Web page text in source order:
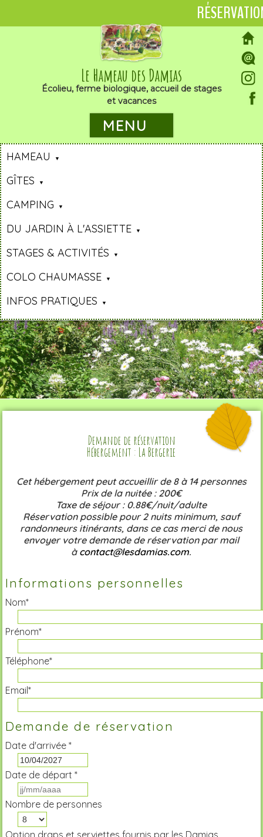
Le Hameau des Damias
Écolieu, ferme biologique, accueil de stages
et vacances
MENU
HAMEAU
GÎTES
CAMPING
DU JARDIN À L'ASSIETTE
STAGES & ACTIVITÉS
COLO CHAUMASSE
INFOS PRATIQUES
Demande de réservation
Hébergement : La Bergerie
Cet hébergement peut accueillir de 8 à 14 personnes
Prix de la nuitée : 200€
Taxe de séjour : 0.88€/nuit/adulte
Réservation possible pour 2 nuits minimum, sauf
randonneurs itinérants, dans ce cas merci de nous
envoyer votre demande de réservation par mail
à contact@lesdamias.com.
Informations personnelles
Nom*
Prénom*
Téléphone*
Email*
Demande de réservation
Date d'arrivée *
Date de départ *
Nombre de personnes
Option draps et serviettes fournis par les Damias